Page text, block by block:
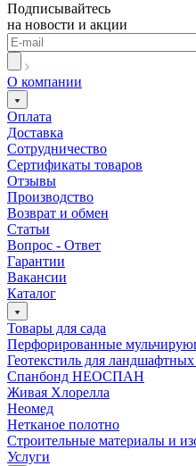
Подписывайтесь
на новости и акции
О компании
Оплата
Доставка
Сотрудничество
Сертификаты товаров
Отзывы
Производство
Возврат и обмен
Статьи
Вопрос - Ответ
Гарантии
Вакансии
Каталог
Товары для сада
Перфорированные
Геотекстиль для ландшафтных
Спанбонд НЕОСПАН
Живая Хлорелла
Нeомед
Нетканое полотно
Строительные материалы и
Услуги